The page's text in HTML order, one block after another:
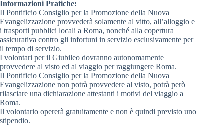
Informazioni Pratiche:
Il Pontificio Consiglio per la Promozione della Nuova
Evangelizzazione provvederà solamente al vitto, all’alloggio e
i trasporti pubblici locali a Roma, nonché alla copertura
assicurativa contro gli infortuni in servizio esclusivamente per
il tempo di servizio.
I volontari per il Giubileo dovranno autonomamente
provvedere al visto ed al viaggio per raggiungere Roma.
Il Pontificio Consiglio per la Promozione della Nuova
Evangelizzazione non potrà provvedere al visto, potrà però
rilasciare una dichiarazione attestanti i motivi del viaggio a
Roma.
Il volontario opererà gratuitamente e non è quindi previsto uno
stipendio.